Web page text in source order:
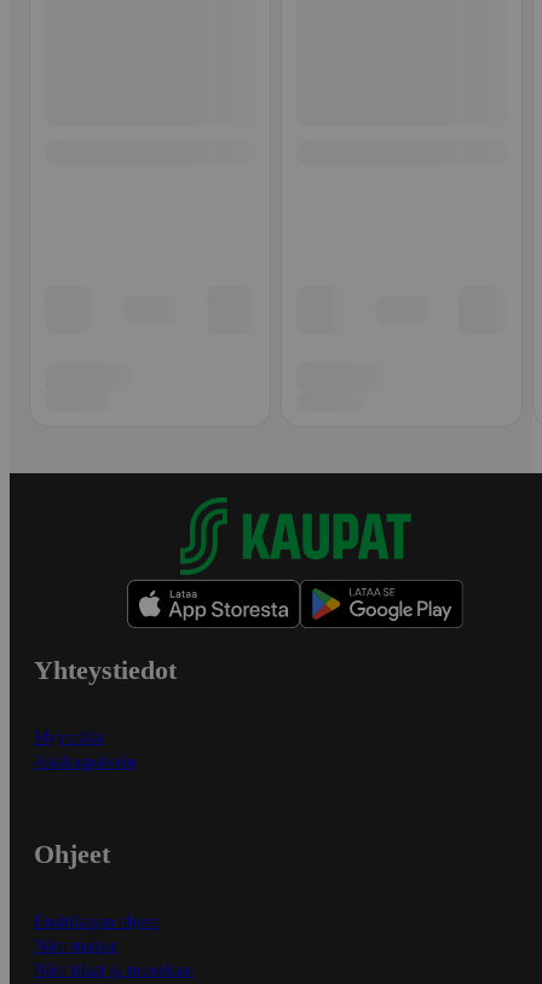
Yhteystiedot
Myymälät
Asiakaspalvelu
Ohjeet
Ensitilaajan ohjeet
Näin maksat
Näin tilaat ja muokkaat